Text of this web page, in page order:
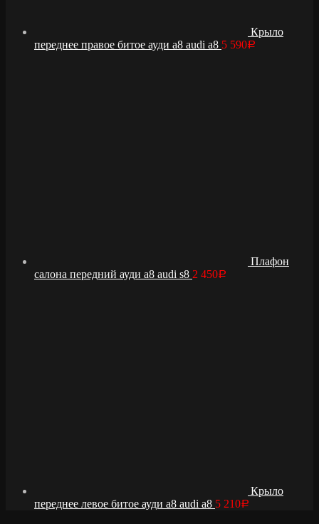
Крыло
переднее правое битое ауди а8 audi a8 5 590Р
Плафон
салона передний ауди а8 audi s8 2 450Р
Крыло
переднее левое битое ауди а8 audi a8 5 210Р